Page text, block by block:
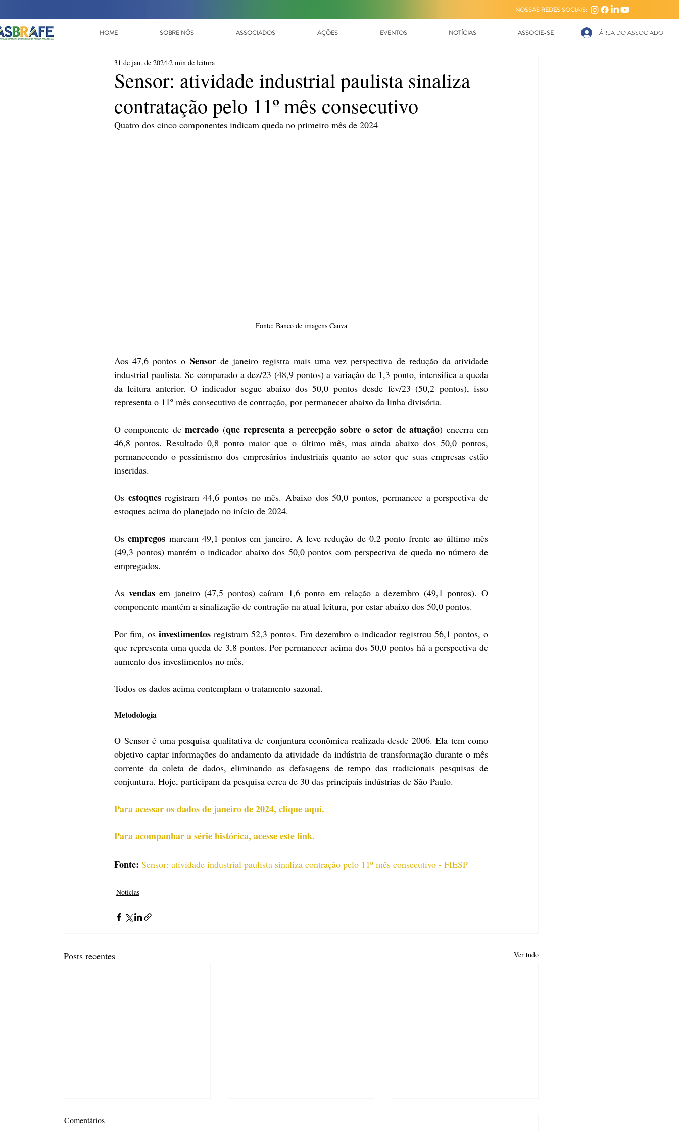
NOSSAS REDES SOCIAIS:
HOME SOBRE NÓS ASSOCIADOS AÇÕES EVENTOS NOTÍCIAS ASSOCIE-SE ÁREA DO ASSOCIADO
Sensor: atividade industrial paulista sinaliza
contratação pelo 11º mês consecutivo
31 de jan. de 2024 2 min de leitura
Quatro dos cinco componentes indicam queda no primeiro mês de 2024
Fonte: Banco de imagens Canva
Aos 47,6 pontos o Sensor de janeiro registra mais uma vez perspectiva de redução da atividade
industrial paulista. Se comparado a dez/23 (48,9 pontos) a variação de 1,3 ponto, intensifica a queda
da leitura anterior. O indicador segue abaixo dos 50,0 pontos desde fev/23 (50,2 pontos), isso
representa o 11º mês consecutivo de contração, por permanecer abaixo da linha divisória.
O componente de mercado (que representa a percepção sobre o setor de atuação) encerra em
46,8 pontos. Resultado 0,8 ponto maior que o último mês, mas ainda abaixo dos 50,0 pontos,
permanecendo o pessimismo dos empresários industriais quanto ao setor que suas empresas estão
inseridas.
Os estoques registram 44,6 pontos no mês. Abaixo dos 50,0 pontos, permanece a perspectiva de
estoques acima do planejado no início de 2024.
Os empregos marcam 49,1 pontos em janeiro. A leve redução de 0,2 ponto frente ao último mês
(49,3 pontos) mantém o indicador abaixo dos 50,0 pontos com perspectiva de queda no número de
empregados.
As vendas em janeiro (47,5 pontos) caíram 1,6 ponto em relação a dezembro (49,1 pontos). O
componente mantém a sinalização de contração na atual leitura, por estar abaixo dos 50,0 pontos.
Por fim, os investimentos registram 52,3 pontos. Em dezembro o indicador registrou 56,1 pontos, o
que representa uma queda de 3,8 pontos. Por permanecer acima dos 50,0 pontos há a perspectiva de
aumento dos investimentos no mês.
Todos os dados acima contemplam o tratamento sazonal.
Metodologia
O Sensor é uma pesquisa qualitativa de conjuntura econômica realizada desde 2006. Ela tem como
objetivo captar informações do andamento da atividade da indústria de transformação durante o mês
corrente da coleta de dados, eliminando as defasagens de tempo das tradicionais pesquisas de
conjuntura. Hoje, participam da pesquisa cerca de 30 das principais indústrias de São Paulo.
Para acessar os dados de janeiro de 2024, clique aqui.
Para acompanhar a série histórica, acesse este link.
Fonte: Sensor: atividade industrial paulista sinaliza contração pelo 11º mês consecutivo - FIESP
Notícias
Posts recentes Ver tudo
Comentários